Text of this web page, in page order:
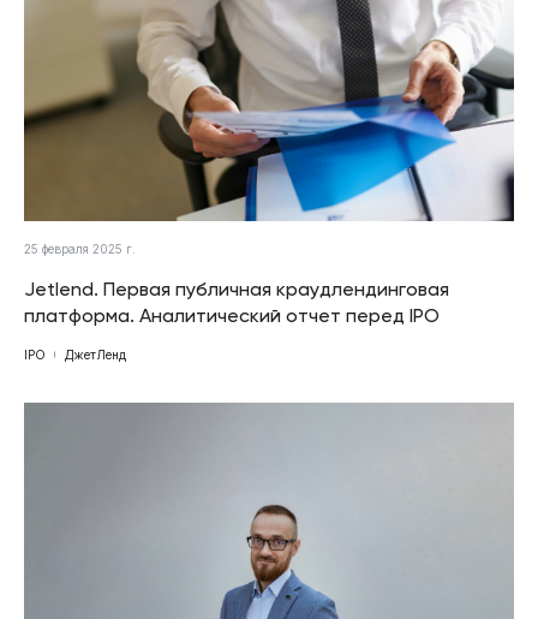
25 февраля 2025 г.
Jetlend. Первая публичная краудлендинговая
платформа. Аналитический отчет перед IPO
IPO ДжетЛенд